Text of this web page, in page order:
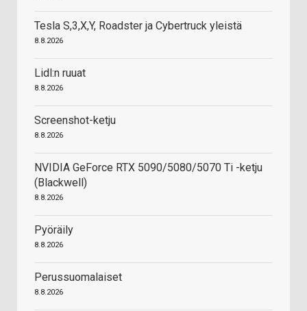
Tesla S,3,X,Y, Roadster ja Cybertruck yleistä
8.8.2026
Lidl:n ruuat
8.8.2026
Screenshot-ketju
8.8.2026
NVIDIA GeForce RTX 5090/5080/5070 Ti -ketju
(Blackwell)
8.8.2026
Pyöräily
8.8.2026
Perussuomalaiset
8.8.2026